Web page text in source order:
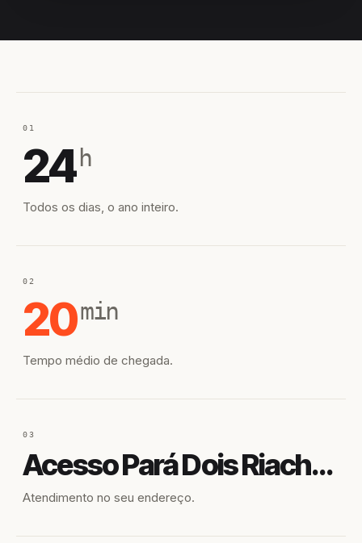
01
24 h
Todos os dias, o ano inteiro.
02
20min
Tempo médio de chegada.
03
Acesso Pará Dois Riachos
Atendimento no seu endereço.